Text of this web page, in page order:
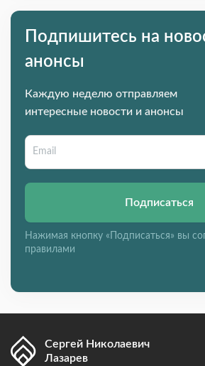
Подпишитесь на
анонсы
Каждую неделю отправляем
интересные новости и анонсы
Подписаться
Нажимая кнопку «Подписаться» вы
правилами
Сергей Николаевич
Лазарев